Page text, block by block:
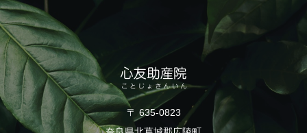
〒 635-0823